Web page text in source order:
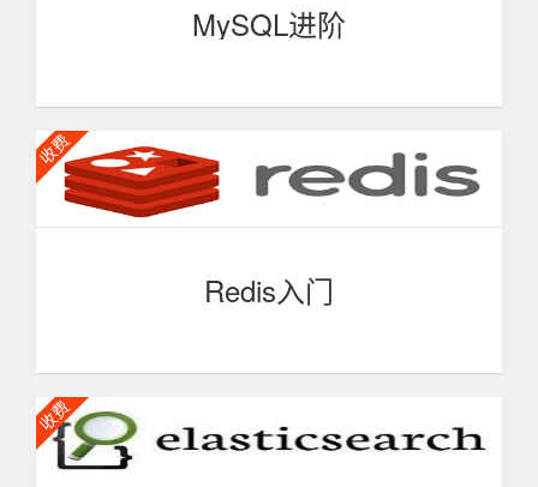
MySQL进阶
对MySQL基础的提升，更深入的了解MySQL，更熟练
掌握MySQL。
Redis入门
Redis是一个开源的使用ANSI C语言编写、支持网络、
可基于内存亦可持久化的日志型、Key-Value数据库，并提
供多种语言的API。我们可以使用Redis构建高效率、扩展性
强的应用程序。